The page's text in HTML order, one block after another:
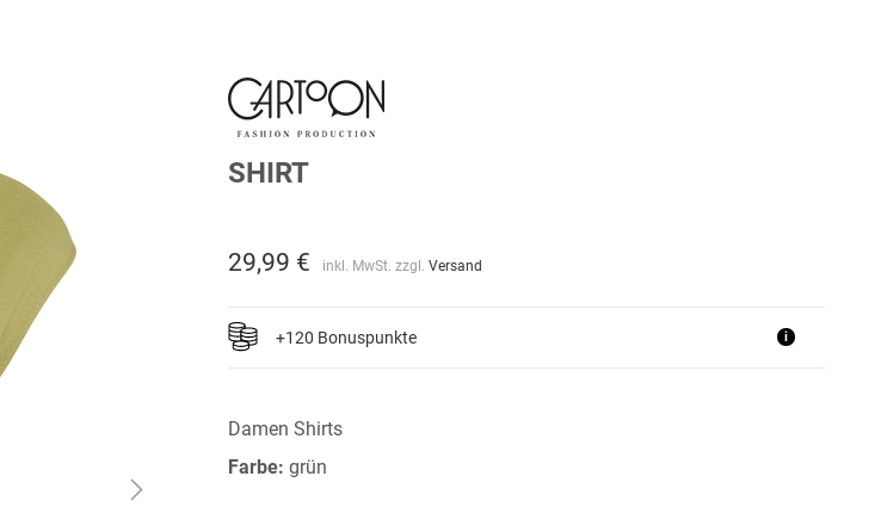
SHIRT
29,99 € inkl. MwSt. zzgl.Versand
+120 Bonuspunkte i
Damen Shirts
Farbe:grün